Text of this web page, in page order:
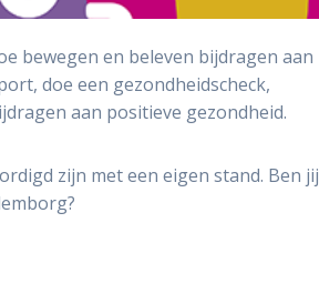
bewegen en beleven bijdragen aan
doe een gezondheidscheck,
aan positieve gezondheid.
zijn met een eigen stand. Ben jij